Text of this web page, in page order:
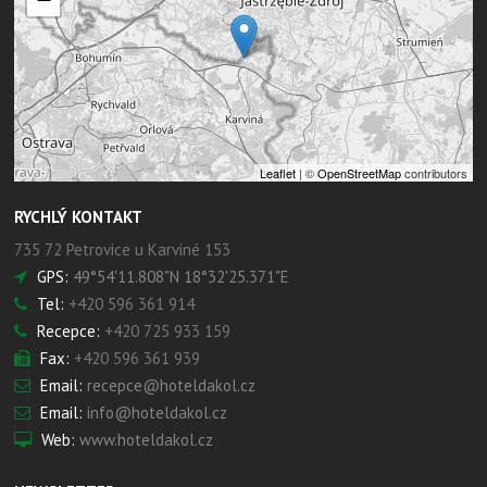
Leaflet| ©OpenStreetMapcontributors
RYCHLÝ KONTAKT
735 72 Petrovice u Karviné 153
GPS: 49°54'11.808"N 18°32'25.371"E
Tel: +420 596 361 914
Recepce: +420 725 933 159
Fax: +420 596 361 939
Email: recepce@hoteldakol.cz
Email: info@hoteldakol.cz
Web: www.hoteldakol.cz